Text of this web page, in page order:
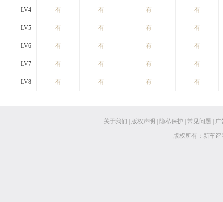
LV4 有 有 有 有
LV5 有 有 有 有
LV6 有 有 有 有
LV7 有 有 有 有
LV8 有 有 有 有
关于我们 版权声明 隐私保护 常见问题 广
版权所有：新车评